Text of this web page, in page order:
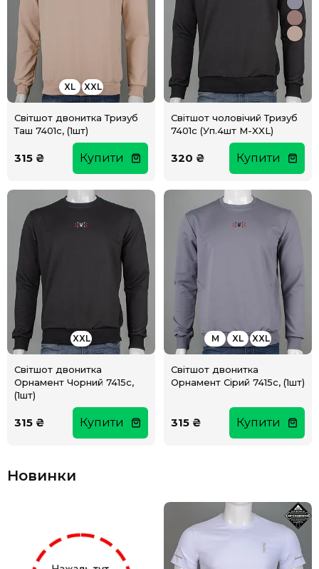
XL XXL
Світшот двонитка Тризуб
Таш 7401с, (1шт)
315 ₴ Купити
Світшот чоловічий Тризуб
7401с (Уп.4шт M-XXL)
320 ₴ Купити
XXL
Світшот двонитка
Орнамент Чорний 7415с,
(1шт)
315 ₴ Купити
M XL XXL
Світшот двонитка
Орнамент Сірий 7415с, (1шт)
315 ₴ Купити
Новинки